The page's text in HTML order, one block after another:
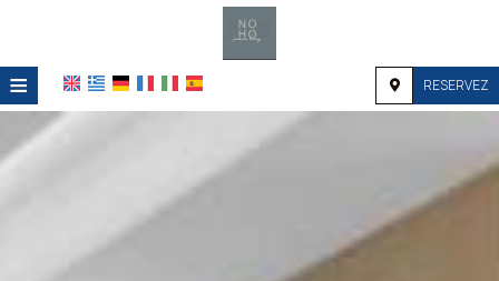
≡ RESERVEZ
ACCUEIL
EMPLACEMENT
INSTALLATIONS